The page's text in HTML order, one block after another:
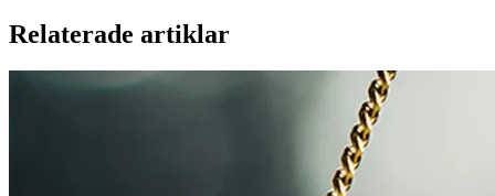
Relaterade artiklar